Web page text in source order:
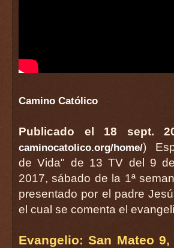
Camino Católico
Publicado el 18 sept.
caminocatolico.org/home/)
de Vida" de 13 TV del 9
2017, sábado de la 1ª
presentado por el padre
el cual se comenta el
Evangelio: San Mateo 9,